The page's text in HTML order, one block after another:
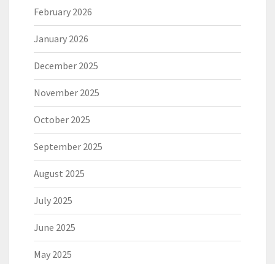
February 2026
January 2026
December 2025
November 2025
October 2025
September 2025
August 2025
July 2025
June 2025
May 2025